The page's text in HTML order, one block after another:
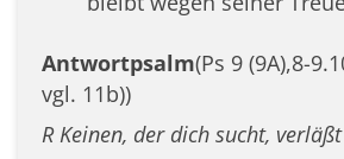
Antwortpsalm(Ps 9 (9A),8-
vgl. 11b))
R Keinen, der dich sucht,